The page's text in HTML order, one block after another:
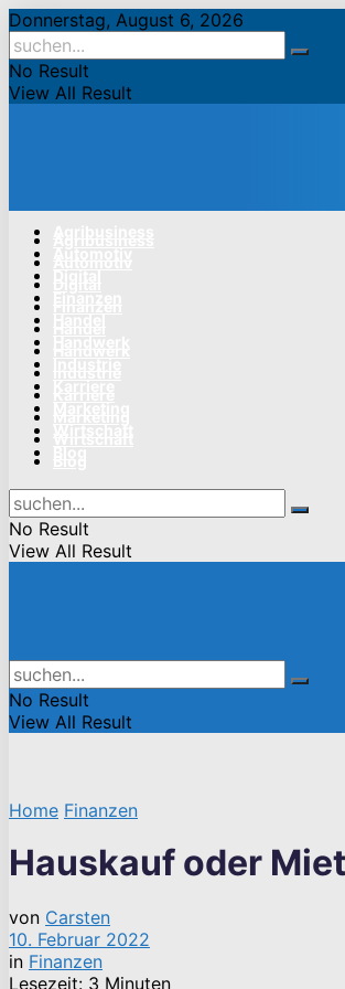
Donnerstag, August 6, 2026
No Result
View All Result
No Result
View All Result
No Result
View All Result
Home Finanzen
Hauskauf oder
von Carsten
10. Februar 2022
in Finanzen
Lesezeit: 3 Minuten